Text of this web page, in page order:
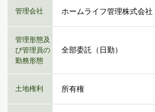
管理会社 ホームライフ管理株式会社
管理形態及
び管理員の
勤務形態
全部委託（日勤）
土地権利 所有権